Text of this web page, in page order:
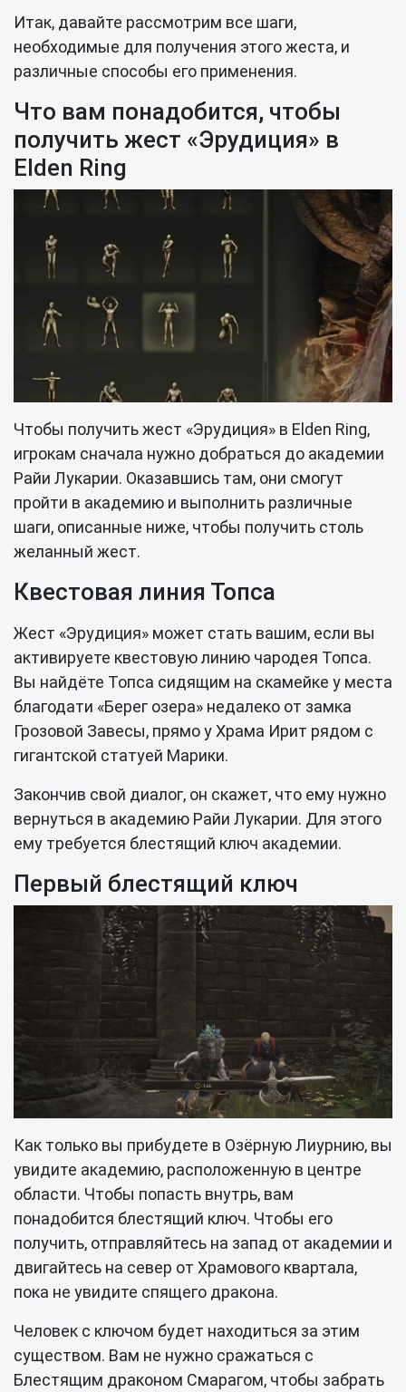
Итак, давайте рассмотрим все шаги,
необходимые для получения этого жеста, и
различные способы его применения.
Что вам понадобится, чтобы
получить жест «Эрудиция» в
Elden Ring
Чтобы получить жест «Эрудиция» в Elden Ring,
игрокам сначала нужно добраться до академии
Райи Лукарии. Оказавшись там, они смогут
пройти в академию и выполнить различные
шаги, описанные ниже, чтобы получить столь
желанный жест.
Квестовая линия Топса
Жест «Эрудиция» может стать вашим, если вы
активируете квестовую линию чародея Топса.
Вы найдёте Топса сидящим на скамейке у места
благодати «Берег озера» недалеко от замка
Грозовой Завесы, прямо у Храма Ирит рядом с
гигантской статуей Марики.
Закончив свой диалог, он скажет, что ему нужно
вернуться в академию Райи Лукарии. Для этого
ему требуется блестящий ключ академии.
Первый блестящий ключ
Как только вы прибудете в Озёрную Лиурнию, вы
увидите академию, расположенную в центре
области. Чтобы попасть внутрь, вам
понадобится блестящий ключ. Чтобы его
получить, отправляйтесь на запад от академии и
двигайтесь на север от Храмового квартала,
пока не увидите спящего дракона.
Человек с ключом будет находиться за этим
существом. Вам не нужно сражаться с
Блестящим драконом Смарагом, чтобы забрать